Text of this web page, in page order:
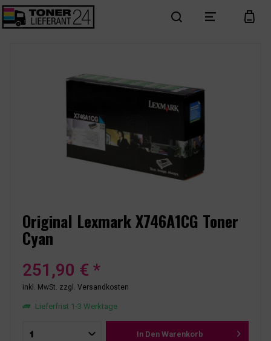
search menu cart
Original Lexmark X746A1CG Toner
Cyan
251,90 € *
inkl. MwSt. zzgl. Versandkosten
Lieferfrist 1-3 Werktage
In Den Warenkorb